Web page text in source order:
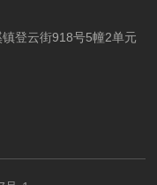
登云街918号5幢2单元